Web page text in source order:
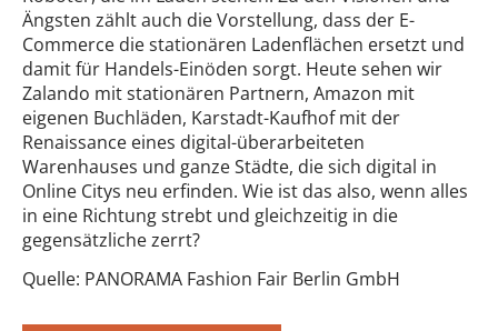
Ängsten zählt auch die Vorstellung, dass der E-
Commerce die stationären Ladenflächen ersetzt und
damit für Handels-Einöden sorgt. Heute sehen wir
Zalando mit stationären Partnern, Amazon mit
eigenen Buchläden, Karstadt-Kaufhof mit der
Renaissance eines digital-überarbeiteten
Warenhauses und ganze Städte, die sich digital in
Online Citys neu erfinden. Wie ist das also, wenn alles
in eine Richtung strebt und gleichzeitig in die
gegensätzliche zerrt?
Quelle: PANORAMA Fashion Fair Berlin GmbH